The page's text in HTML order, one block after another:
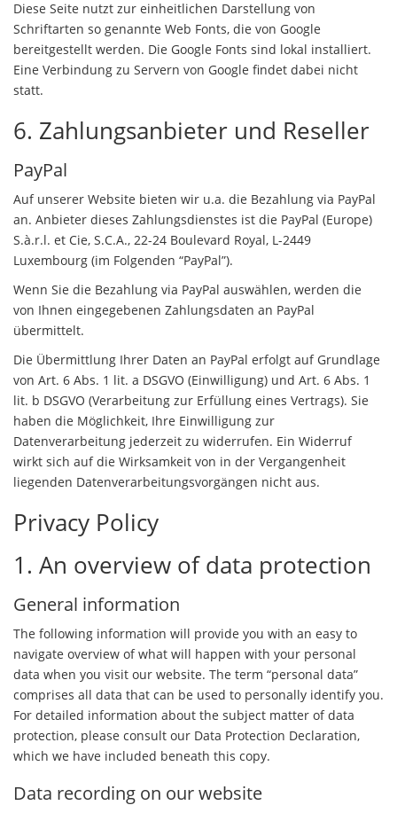
Diese Seite nutzt zur einheitlichen Darstellung von
Schriftarten so genannte Web Fonts, die von Google
bereitgestellt werden. Die Google Fonts sind lokal installiert.
Eine Verbindung zu Servern von Google findet dabei nicht
statt.
6. Zahlungsanbieter und Reseller
PayPal
Auf unserer Website bieten wir u.a. die Bezahlung via PayPal
an. Anbieter dieses Zahlungsdienstes ist die PayPal (Europe)
S.à.r.l. et Cie, S.C.A., 22-24 Boulevard Royal, L-2449
Luxembourg (im Folgenden “PayPal”).
Wenn Sie die Bezahlung via PayPal auswählen, werden die
von Ihnen eingegebenen Zahlungsdaten an PayPal
übermittelt.
Die Übermittlung Ihrer Daten an PayPal erfolgt auf Grundlage
von Art. 6 Abs. 1 lit. a DSGVO (Einwilligung) und Art. 6 Abs. 1
lit. b DSGVO (Verarbeitung zur Erfüllung eines Vertrags). Sie
haben die Möglichkeit, Ihre Einwilligung zur
Datenverarbeitung jederzeit zu widerrufen. Ein Widerruf
wirkt sich auf die Wirksamkeit von in der Vergangenheit
liegenden Datenverarbeitungsvorgängen nicht aus.
Privacy Policy
1. An overview of data protection
General information
The following information will provide you with an easy to
navigate overview of what will happen with your personal
data when you visit our website. The term “personal data”
comprises all data that can be used to personally identify you.
For detailed information about the subject matter of data
protection, please consult our Data Protection Declaration,
which we have included beneath this copy.
Data recording on our website